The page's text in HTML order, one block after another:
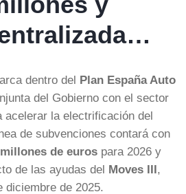
dentro del Plan España Auto
del Gobierno con el sector
acelerar la electrificación del
de subvenciones contará con
de euros para 2026 y
de las ayudas del Moves III,
diciembre de 2025.